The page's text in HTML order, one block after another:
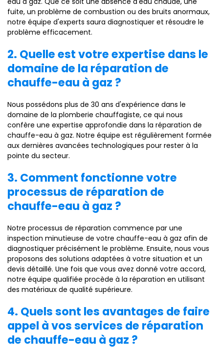
fuite, un problème de combustion ou des bruits anormaux,
notre équipe d'experts saura diagnostiquer et résoudre le
problème efficacement.
2. Quelle est votre expertise dans le
domaine de la réparation de
chauffe-eau à gaz ?
Nous possédons plus de 30 ans d'expérience dans le
domaine de la plomberie chauffagiste, ce qui nous
confère une expertise approfondie dans la réparation de
chauffe-eau à gaz. Notre équipe est régulièrement formée
aux dernières avancées technologiques pour rester à la
pointe du secteur.
3. Comment fonctionne votre
processus de réparation de
chauffe-eau à gaz ?
Notre processus de réparation commence par une
inspection minutieuse de votre chauffe-eau à gaz afin de
diagnostiquer précisément le problème. Ensuite, nous vous
proposons des solutions adaptées à votre situation et un
devis détaillé. Une fois que vous avez donné votre accord,
notre équipe qualifiée procède à la réparation en utilisant
des matériaux de qualité supérieure.
4. Quels sont les avantages de faire
appel à vos services de réparation
de chauffe-eau à gaz ?